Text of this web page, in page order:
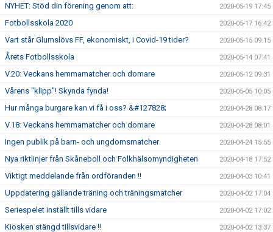
NYHET: Stöd din förening genom att: 2020-05-19 17:45
Fotbollsskola 2020 2020-05-17 16:42
Vart står Glumslövs FF, ekonomiskt, i Covid-19 tider? 2020-05-15 09:15
Årets Fotbollsskola 2020-05-14 07:41
V.20: Veckans hemmamatcher och domare 2020-05-12 09:31
Vårens "klipp"! Skynda fynda! 2020-05-05 10:05
Hur många burgare kan vi få i oss? &#127828; 2020-04-28 08:17
V.18: Veckans hemmamatcher och domare 2020-04-28 08:01
Ingen publik på barn- och ungdomsmatcher 2020-04-24 15:55
Nya riktlinjer från Skåneboll och Folkhälsomyndigheten 2020-04-18 17:52
Viktigt meddelande från ordföranden !! 2020-04-03 10:41
Uppdatering gällande träning och träningsmatcher 2020-04-02 17:04
Seriespelet inställt tills vidare 2020-04-02 17:02
Kiosken stängd tillsvidare !! 2020-04-02 13:37